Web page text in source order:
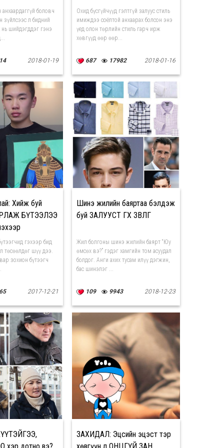
анхаардаггүй боловч
зүйлсээс л бидний
нь шийдэгддэг гэнэ
2018-01-19
Охид бүсгүйчүүд гэлтгүй залуус стиль
имиждээ соёлтой анхаарах болсон энэ
үед олон төрлийн стиль гарч ирж
хөвгүүд өөр өөр...
687 17982 2018-01-16
Хийж буй
БҮТЭЭЛЭЭ
гэхээр бид
төсөөлдөг шүү дээ.
зохион бүтээгч
2017-12-21
Шинэ жилийн баяртаа бэлдэж
буй ЗАЛУУСТ ӨГӨХ ЗӨВЛӨГӨӨ
Жил болгоны шинэ жилийн баярт “Юу
өмсөх вэ?” гэдэг хамгийн том асуудал
болдог. Анги ахих тусам илүү дэгжин,
бас шинэлэг ...
109 9943 2018-12-23
ЗАХИДАЛ: Эцсийн эцэст тэр